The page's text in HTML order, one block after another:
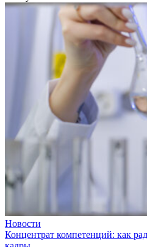
Новости
Концентрат компетенций: как